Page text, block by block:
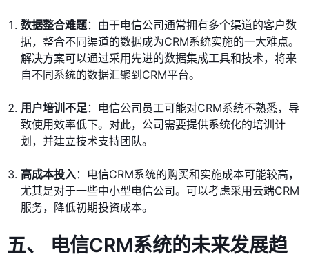
数据整合难题：由于电信公司通常拥有多个渠道的客户数
据，整合不同渠道的数据成为CRM系统实施的一大难点。
解决方案可以通过采用先进的数据集成工具和技术，将来
自不同系统的数据汇聚到CRM平台。
用户培训不足：电信公司员工可能对CRM系统不熟悉，导
致使用效率低下。对此，公司需要提供系统化的培训计
划，并建立技术支持团队。
高成本投入：电信CRM系统的购买和实施成本可能较高，
尤其是对于一些中小型电信公司。可以考虑采用云端CRM
服务，降低初期投资成本。
五、 电信CRM系统的未来发展趋